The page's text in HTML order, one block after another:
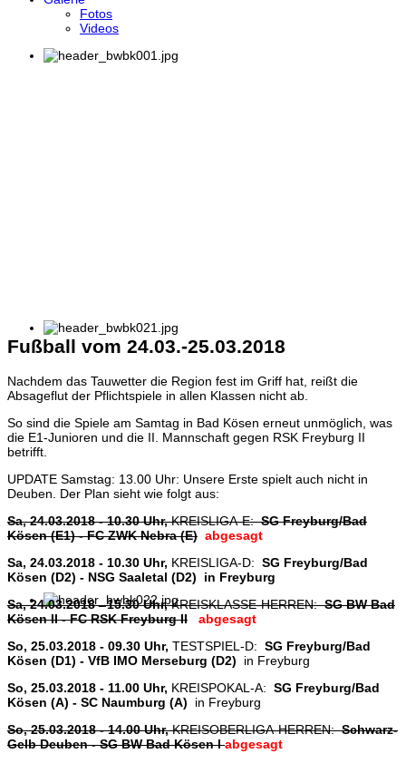
Fotos
Videos
Fußball vom 24.03.-25.03.2018
Nachdem das Tauwetter die Region fest im Griff hat, reißt die
Absageflut der Pflichtspiele in allen Klassen nicht ab.
So sind die Spiele am Samtag in Bad Kösen erneut unmöglich, was
die E1-Junioren und die II. Mannschaft gegen RSK Freyburg II
betrifft.
UPDATE Samstag: 13.00 Uhr: Unsere Erste spielt auch nicht in
Deuben. Der Plan sieht wie folgt aus:
Sa, 24.03.2018 - 10.30 Uhr, KREISLIGA-E:SG Freyburg/Bad
Kösen (E1) - FC ZWK Nebra (E) abgesagt
Sa, 24.03.2018 - 10.30 Uhr, KREISLIGA-D: SG Freyburg/Bad
Kösen (D2) - NSG Saaletal (D2) in Freyburg
Sa, 24.03.2018 - 15.30 Uhr, KREISKLASSE-HERREN:SG BW Bad
Kösen II - FC RSK Freyburg II
abgesagt
So, 25.03.2018 - 09.30 Uhr, TESTSPIEL-D: SG Freyburg/Bad
Kösen (D1) - VfB IMO Merseburg (D2) in Freyburg
So, 25.03.2018 - 11.00 Uhr, KREISPOKAL-A: SG Freyburg/Bad
Kösen (A) - SC Naumburg (A) in Freyburg
So, 25.03.2018 - 14.00 Uhr,KREISOBERLIGA-HERREN:Schwarz-
Gelb Deuben - SG BW Bad Kösen Iabgesagt